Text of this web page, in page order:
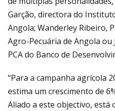
Garção, directora do
Angola; Wanderley Ribeiro,
Agro-Pecuária de Angola ou
PCA do Banco de
“Para a campanha agrícola
estima um crescimento de
Aliado a este objectivo, está